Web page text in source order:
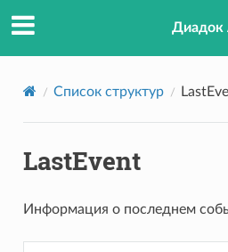
Диадок
Список структур
LastEvent
Информация о последнем